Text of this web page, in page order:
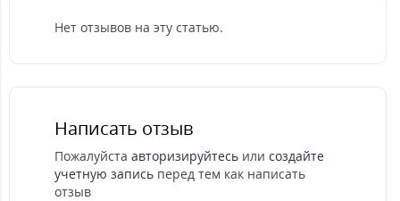
Нет отзывов на эту статью.
Написать отзыв
Пожалуйста авторизируйтесь или создайте
учетную запись перед тем как написать
отзыв